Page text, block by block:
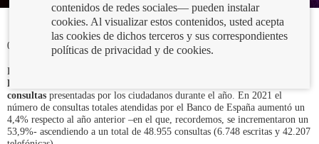
03/11/2022
La
España en la que se
consultas presentadas por los ciudadanos durante el año. En 2021 el
número de consultas totales atendidas por el Banco de España aumentó un
4,4% respecto al año anterior –en el que, recordemos, se incrementaron un
53,9%- ascendiendo a un total de 48.955 consultas (6.748 escritas y 42.207
contenidos de redes sociales— pueden instalar
cookies. Al visualizar estos contenidos, usted acepta
las cookies de dichos terceros y sus correspondientes
políticas de privacidad y de cookies.